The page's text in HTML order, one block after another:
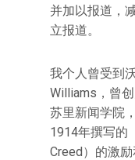
并加以报道，
立报道。
我个人曾受到
Williams，曾
苏里新闻学院
1914年撰写的
Creed）的激